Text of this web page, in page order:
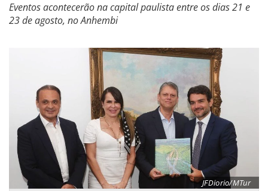
Eventos acontecerão na capital paulista entre os dias 21 e
23 de agosto, no Anhembi
JFDiorio/MTur